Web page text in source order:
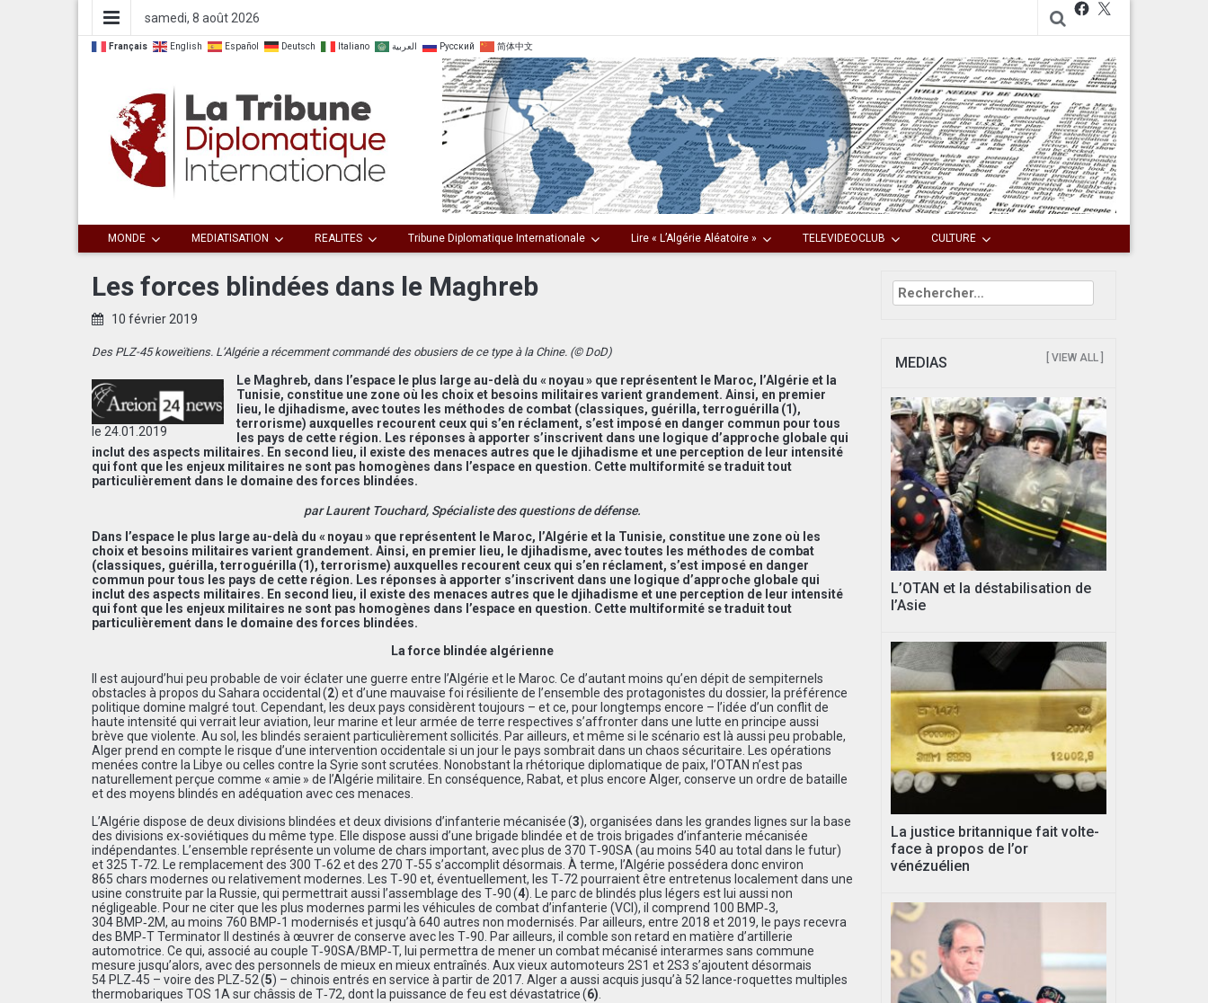
samedi, 8 août 2026
Français English Español Deutsch Italiano العربية Русский 简体中文
Facebook
La Tribune
Diplomatique
Internationale
MONDE MEDIATISATION REALITES Tribune Diplomatique Internationale Lire « L’Algérie Aléatoire » TELEVIDEOCLUB CULTURE
Les forces blindées dans le Maghreb
10 février 2019
Des PLZ-45 koweïtiens. L’Algérie a récemment commandé des obusiers de ce type à la Chine. (© DoD)
le 24.01.2019
Le Maghreb, dans l’espace le plus large au-delà du « noyau » que représentent le Maroc, l’Algérie et la
Tunisie, constitue une zone où les choix et besoins militaires varient grandement. Ainsi, en premier
lieu, le djihadisme, avec toutes les méthodes de combat (classiques, guérilla, terroguérilla (1),
terrorisme) auxquelles recourent ceux qui s’en réclament, s’est imposé en danger commun pour tous
les pays de cette région. Les réponses à apporter s’inscrivent dans une logique d’approche globale qui
inclut des aspects militaires. En second lieu, il existe des menaces autres que le djihadisme et une perception de leur intensité
qui font que les enjeux militaires ne sont pas homogènes dans l’espace en question. Cette multiformité se traduit tout
particulièrement dans le domaine des forces blindées.
par Laurent Touchard, Spécialiste des questions de défense.
Dans l’espace le plus large au-delà du « noyau » que représentent le Maroc, l’Algérie et la Tunisie, constitue une zone où les
choix et besoins militaires varient grandement. Ainsi, en premier lieu, le djihadisme, avec toutes les méthodes de combat
(classiques, guérilla, terroguérilla (1), terrorisme) auxquelles recourent ceux qui s’en réclament, s’est imposé en danger
commun pour tous les pays de cette région. Les réponses à apporter s’inscrivent dans une logique d’approche globale qui
inclut des aspects militaires. En second lieu, il existe des menaces autres que le djihadisme et une perception de leur intensité
qui font que les enjeux militaires ne sont pas homogènes dans l’espace en question. Cette multiformité se traduit tout
particulièrement dans le domaine des forces blindées.
La force blindée algérienne
Il est aujourd’hui peu probable de voir éclater une guerre entre l’Algérie et le Maroc. Ce d’autant moins qu’en dépit de sempiternels
obstacles à propos du Sahara occidental (2) et d’une mauvaise foi résiliente de l’ensemble des protagonistes du dossier, la préférence
politique domine malgré tout. Cependant, les deux pays considèrent toujours – et ce, pour longtemps encore – l’idée d’un conflit de
haute intensité qui verrait leur aviation, leur marine et leur armée de terre respectives s’affronter dans une lutte en principe aussi
brève que violente. Au sol, les blindés seraient particulièrement sollicités. Par ailleurs, et même si le scénario est là aussi peu probable,
Alger prend en compte le risque d’une intervention occidentale si un jour le pays sombrait dans un chaos sécuritaire. Les opérations
menées contre la Libye ou celles contre la Syrie sont scrutées. Nonobstant la rhétorique diplomatique de paix, l’OTAN n’est pas
naturellement perçue comme « amie » de l’Algérie militaire. En conséquence, Rabat, et plus encore Alger, conserve un ordre de bataille
et des moyens blindés en adéquation avec ces menaces.
L’Algérie dispose de deux divisions blindées et deux divisions d’infanterie mécanisée (3), organisées dans les grandes lignes sur la base
des divisions ex-soviétiques du même type. Elle dispose aussi d’une brigade blindée et de trois brigades d’infanterie mécanisée
indépendantes. L’ensemble représente un volume de chars important, avec plus de 370 T‑90SA (au moins 540 au total dans le futur)
et 325 T‑72. Le remplacement des 300 T‑62 et des 270 T‑55 s’accomplit désormais. À terme, l’Algérie possédera donc environ
865 chars modernes ou relativement modernes. Les T‑90 et, éventuellement, les T‑72 pourraient être entretenus localement dans une
usine construite par la Russie, qui permettrait aussi l’assemblage des T‑90 (4). Le parc de blindés plus légers est lui aussi non
négligeable. Pour ne citer que les plus modernes parmi les véhicules de combat d’infanterie (VCI), il comprend 100 BMP‑3,
304 BMP‑2M, au moins 760 BMP‑1 modernisés et jusqu’à 640 autres non modernisés. Par ailleurs, entre 2018 et 2019, le pays recevra
des BMP‑T Terminator II destinés à œuvrer de conserve avec les T‑90. Par ailleurs, il comble son retard en matière d’artillerie
automotrice. Ce qui, associé au couple T‑90SA/BMP‑T, lui permettra de mener un combat mécanisé interarmes sans commune
mesure jusqu’alors, avec des personnels de mieux en mieux entraînés. Aux vieux automoteurs 2S1 et 2S3 s’ajoutent désormais
54 PLZ‑45 – voire des PLZ‑52 (5) – chinois entrés en service à partir de 2017. Alger a aussi acquis jusqu’à 52 lance-roquettes multiples
thermobariques TOS 1A sur châssis de T‑72, dont la puissance de feu est dévastatrice (6)
Rechercher :
MEDIAS [ VIEW ALL ]
L’OTAN et la déstabilisation de
l’Asie
La justice britannique fait volte-
face à propos de l’or
vénézuélien